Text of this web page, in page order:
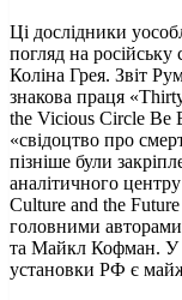
Ці дослідники
погляд на російську
Коліна Грея. Звіт
знакова праця
the Vicious Circle Be
«свідоцтво про
пізніше були
аналітичного
Culture and the
головними
та Майкл Кофман. У
установки РФ є